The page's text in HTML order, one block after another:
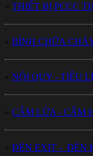
» THIẾT BỊ PCCC
» BÌNH CHỮA
» NỘI QUY - TIÊU
» CẤM LỬA - CẤM
» ĐÈN EXIT - ĐÈN